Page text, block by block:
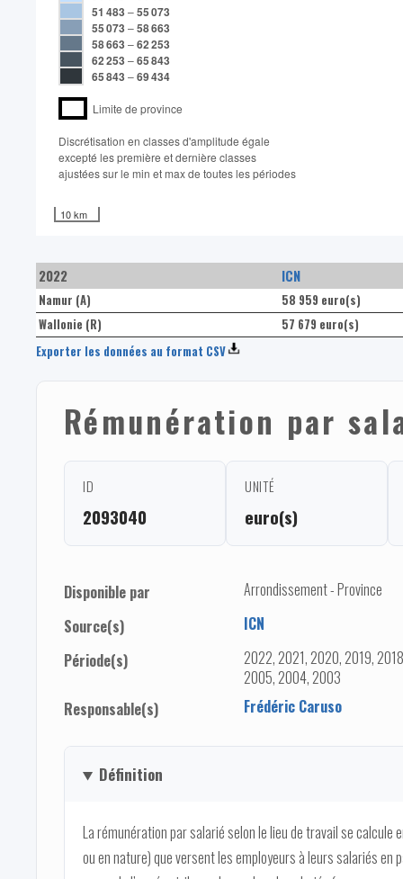
51 483 –55 073
55 073 –58 663
58 663 –62 253
62 253 –65 843
65 843 –69 434
Limite de province
Discrétisation en classes d'amplitude égale​
excepté les première et dernière classes
ajustées sur le min et max de toutes les périodes
10 km
2022 ICN
Namur (A)
58 959 euro(s)
Wallonie (R)
57 679 euro(s)
Exporter les données au format CSV
Rémunération par
ID
2093040
UNITÉ
euro(s)
Disponible par
Arrondissement - Province
Source(s)
ICN
Période(s)
2022, 2021, 2020, 2019,
2005, 2004, 2003
Responsable(s)
Frédéric Caruso
Définition
La rémunération par salarié selon le lieu de travail se
ou en nature) que versent les employeurs à leurs salariés